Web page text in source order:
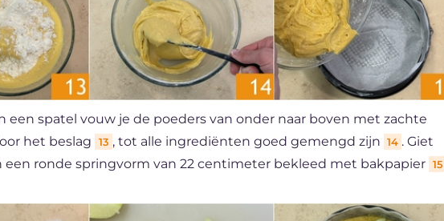
een spatel vouw je de poeders van onder naar boven met zachte
het beslag
13 , tot alle ingrediënten goed gemengd zijn 14 . Giet
een ronde springvorm van 22 centimeter bekleed met bakpapier 15